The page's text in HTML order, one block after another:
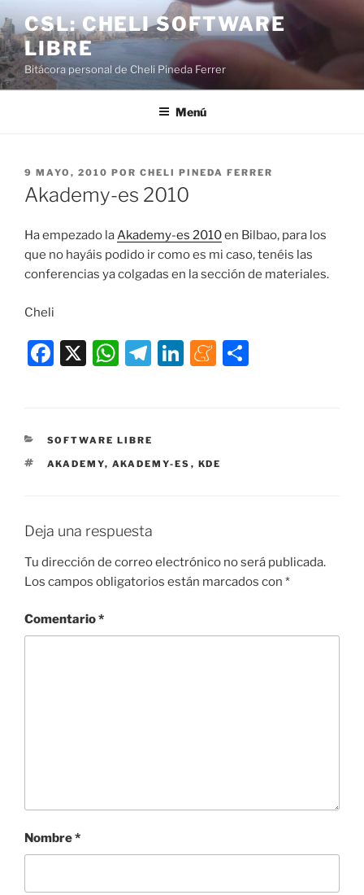
al
contenido
CSL: CHELI SOFTWARE
LIBRE
Bitácora personal de Cheli Pineda Ferrer
Menú
PUBLICADO
EL
9 MAYO, 2010 POR CHELI PINEDA FERRER
Akademy-es 2010
Ha empezado laAkademy-es 2010en Bilbao, para los
que no hayáis podido ir como es mi caso, tenéis las
conferencias ya colgadas en la sección de materiales.
Cheli
F
e
b
k
X
W
s
A
T
a
Li
dI
M
a
CATEGORÍAS
SOFTWARE LIBRE
ETIQUETAS
AKADEMY, AKADEMY-ES , KDE
Deja una respuesta
Tu dirección de correo electrónico no será publicada.
Los campos obligatorios están marcados con *
Comentario*
Nombre*